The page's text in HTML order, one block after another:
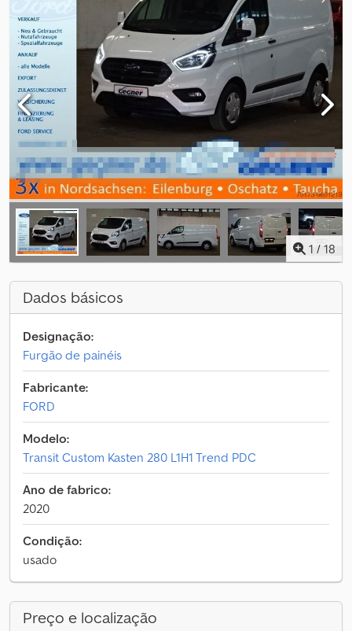
1 / 18
Dados básicos
Designação:
Furgão de painéis
Fabricante:
FORD
Modelo:
Transit Custom Kasten 280 L1H1 Trend PDC
Ano de fabrico:
2020
Condição:
usado
Preço e localização